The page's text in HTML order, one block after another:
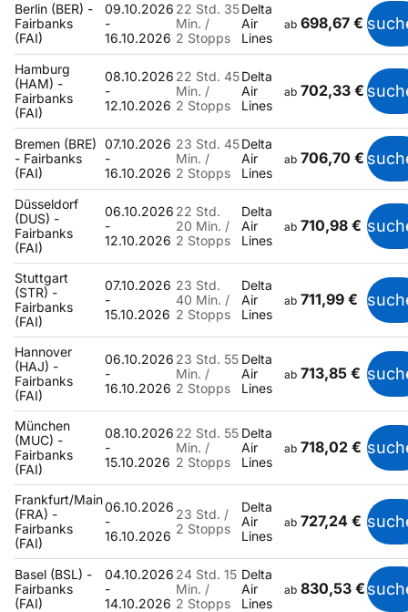
Berlin (BER) -
Fairbanks
(FAI)
09.10.2026
-
16.10.2026
22 Std. 35
Min. /
2 Stopps
Delta
Air
Lines
ab 698,67 €
Hamburg
(HAM) -
Fairbanks
(FAI)
08.10.2026
-
12.10.2026
22 Std. 45
Min. /
2 Stopps
Delta
Air
Lines
ab 702,33 €
Bremen (BRE)
- Fairbanks
(FAI)
07.10.2026
-
16.10.2026
23 Std. 45
Min. /
2 Stopps
Delta
Air
Lines
ab 706,70 €
Düsseldorf
(DUS) -
Fairbanks
(FAI)
06.10.2026
-
12.10.2026
22 Std.
20 Min. /
2 Stopps
Delta
Air
Lines
ab 710,98 €
Stuttgart
(STR) -
Fairbanks
(FAI)
07.10.2026
-
15.10.2026
23 Std.
40 Min. /
2 Stopps
Delta
Air
Lines
ab 711,99 €
Hannover
(HAJ) -
Fairbanks
(FAI)
06.10.2026
-
16.10.2026
23 Std. 55
Min. /
2 Stopps
Delta
Air
Lines
ab 713,85 €
München
(MUC) -
Fairbanks
(FAI)
08.10.2026
-
15.10.2026
22 Std. 55
Min. /
2 Stopps
Delta
Air
Lines
ab 718,02 €
Frankfurt/Main
(FRA) -
Fairbanks
(FAI)
06.10.2026
-
16.10.2026
23 Std. /
2 Stopps
Delta
Air
Lines
ab 727,24 €
Basel (BSL) -
Fairbanks
(FAI)
04.10.2026
-
14.10.2026
24 Std. 15
Min. /
2 Stopps
Delta
Air
Lines
ab 830,53 €